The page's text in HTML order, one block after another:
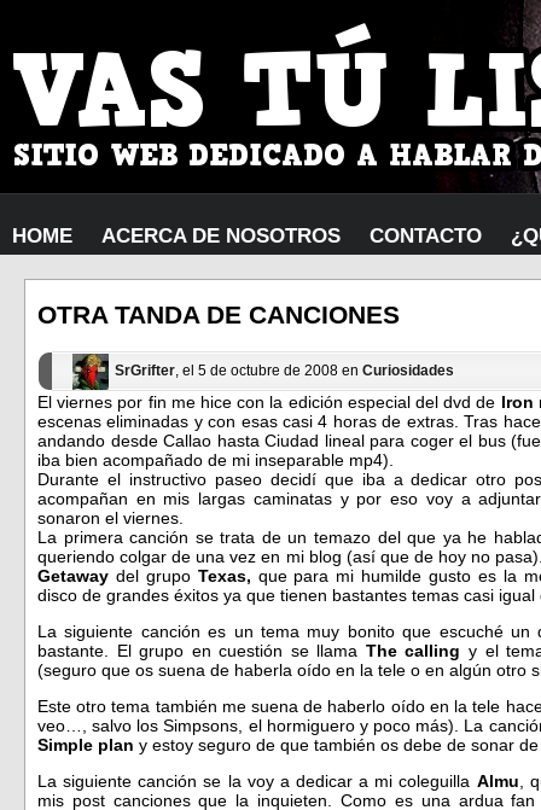
HOME ACERCA DE NOSOTROS CONTACTO
OTRA TANDA DE CANCIONES
SrGrifter, el 5 de octubre de 2008 en Curiosidades
El viernes por fin me hice con la edición especial del dvd de Iron
escenas eliminadas y con esas casi 4 horas de extras. Tras
andando desde Callao hasta Ciudad lineal para coger el bus
iba bien acompañado de mi inseparable mp4).
Durante el instructivo paseo decidí que iba a dedicar otro
acompañan en mis largas caminatas y por eso voy a
sonaron el viernes.
La primera canción se trata de un temazo del que ya he
queriendo colgar de una vez en mi blog (así que de hoy no
Getaway del grupo Texas, que para mi humilde gusto es la
disco de grandes éxitos ya que tienen bastantes temas casi igual
La siguiente canción es un tema muy bonito que escuché
bastante. El grupo en cuestión se llama The calling y el
(seguro que os suena de haberla oído en la tele o en algún otro
Este otro tema también me suena de haberlo oído en la tele
veo…, salvo los Simpsons, el hormiguero y poco más). La
Simple plan y estoy seguro de que también os debe de sonar
La siguiente canción se la voy a dedicar a mi coleguilla Almu ,
mis post canciones que la inquieten. Como es una ardua